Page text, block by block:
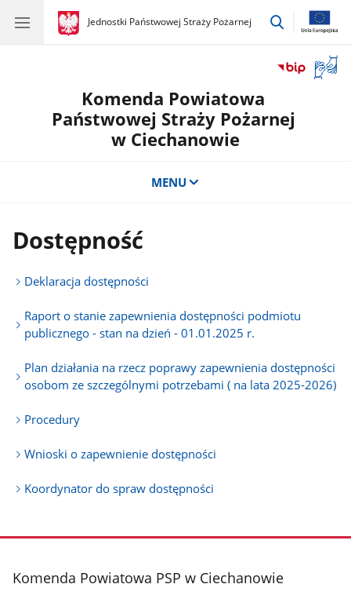
gov.pl
Jednostki Państwowej Straży Pożarnej
gov.pl
Jednostki
przejdź
okno
Komenda Powiatowa
Państwowej Straży Pożarnej
w Ciechanowie
MENU
Dostępność
Deklaracja dostępności
Raport o stanie zapewnienia dostępności podmiotu
publicznego - stan na dzień - 01.01.2025 r.
Plan działania na rzecz poprawy zapewnienia dostępności
osobom ze szczególnymi potrzebami ( na lata 2025-2026)
Procedury
Wnioski o zapewnienie dostępności
Koordynator do spraw dostępności
stopka
Komenda Powiatowa PSP w Ciechanowie